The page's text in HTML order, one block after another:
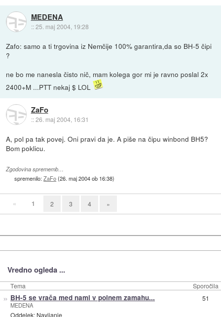
MEDENA
::25. maj 2004, 19:28
Zafo: samo a ti trgovina iz Nemčije 100% garantira,da so BH-5 čipi
?
ne bo me nanesla čisto nič, mam kolega gor mi je ravno poslal 2x
2400+M ...PTT nekaj $ LOL
ZaFo
::26. maj 2004, 16:31
A, pol pa tak povej. Oni pravi da je. A piše na čipu winbond BH5?
Bom poklicu.
Zgodovina sprememb…
spremenilo:ZaFo(26. maj 2004 ob 16:38)
« 1 2 3 4 »
Vredno ogleda ...
Tema Sporočila
» BH-5 se vrača med nami v polnem zamahu...
MEDENA
Oddelek: Navijanje
51